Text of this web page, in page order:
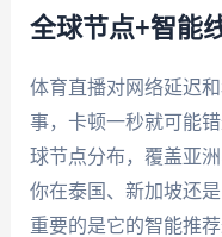
全球节点+智能
体育直播对网络延迟
事，卡顿一秒就可能错
球节点分布，覆盖亚
你在泰国、新加坡还
重要的是它的智能推